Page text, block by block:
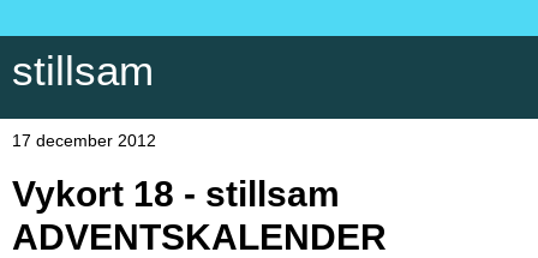
stillsam
17 december 2012
Vykort 18 - stillsam
ADVENTSKALENDER